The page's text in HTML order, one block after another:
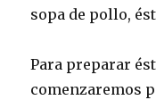
sopa de pollo,
Para preparar
comenzaremos